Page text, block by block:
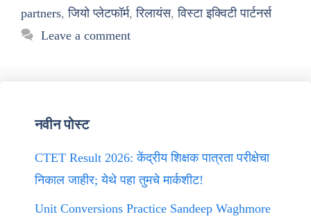
partners,जियो प्लेटफॉर्म,रिलायंस,विस्टा इक्विटी पार्टनर्स
Leave a comment
नवीन पोस्ट
CTET Result 2026: केंद्रीय शिक्षक पात्रता परीक्षेचा
निकाल जाहीर; येथे पहा तुमचे मार्कशीट!
Unit Conversions Practice Sandeep Waghmore